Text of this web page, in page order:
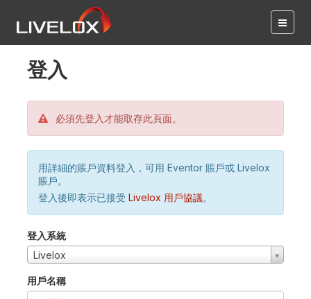
登入
必須先登入才能取存此頁面。
用詳細的賬戶資料登入，可用 Eventor 賬戶或 Livelox
賬戶。
登入後即表示已接受 Livelox 用戶協議。
登入系統
Livelox
用戶名稱